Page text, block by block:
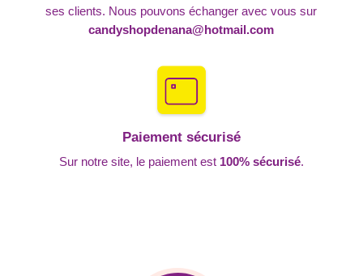
ses clients. Nous pouvons échanger avec vous sur
candyshopdenana@hotmail.com
Paiement sécurisé
Sur notre site, le paiement est 100% sécurisé.